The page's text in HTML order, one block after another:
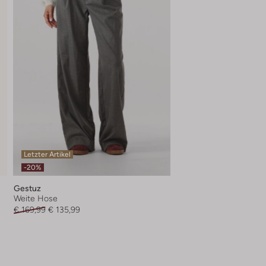
Letzter Artikel
-20%
Gestuz
Weite Hose
€ 169,99 € 135,99